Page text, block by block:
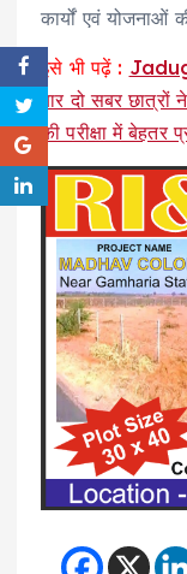
कार्यों एवं योजनाओं
इसे भी पढ़ें :
बार दो सबर
की परीक्षा में बेहतर